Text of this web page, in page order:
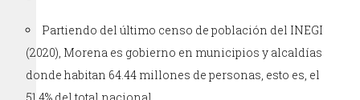
Partiendo del último censo de población del INEGI
(2020), Morena es gobierno en municipios y alcaldías
donde habitan 64.44 millones de personas, esto es, el